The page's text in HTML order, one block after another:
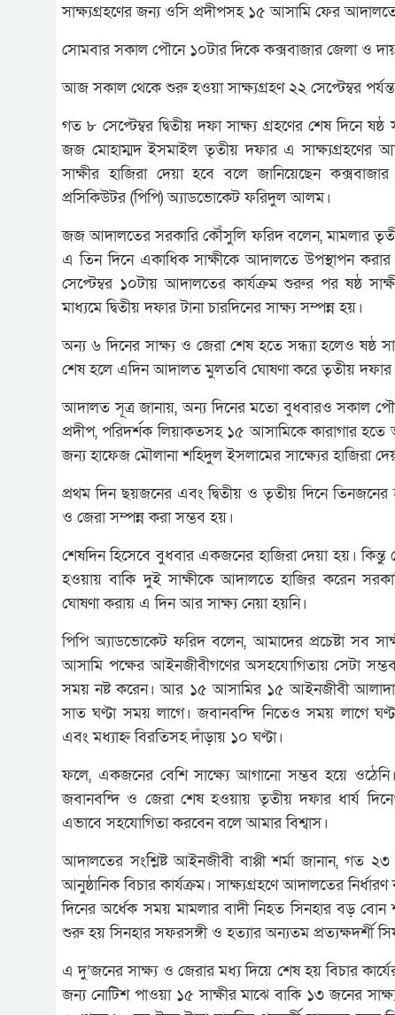
সাক্ষ্যগ্রহণের জন্য ওসি প্রদীপসহ ১৫ আসামি ফের
সোমবার সকাল পৌনে ১০টার দিকে কক্সবাজার জেলা ও
আজ সকাল থেকে শুরু হওয়া সাক্ষ্যগ্রহণ ২২ সেপ্টেম্বর
গত ৮ সেপ্টেম্বর দ্বিতীয় দফা সাক্ষ্য গ্রহণের শেষ দিনে
জজ মোহাম্মদ ইসমাইল তৃতীয় দফার এ সাক্ষ্যগ্রহণের
সাক্ষীর হাজিরা দেয়া হবে বলে জানিয়েছেন
প্রসিকিউটর (পিপি) অ্যাডভোকেট ফরিদুল আলম।
জজ আদালতের সরকারি কৌঁসুলি ফরিদ বলেন, মামলার
এ তিন দিনে একাধিক সাক্ষীকে আদালতে উপস্থাপন
সেপ্টেম্বর ১০টায় আদালতের কার্যক্রম শুরুর পর ষষ্ঠ
মাধ্যমে দ্বিতীয় দফার টানা চারদিনের সাক্ষ্য সম্পন্ন হয়।
অন্য ৬ দিনের সাক্ষ্য ও জেরা শেষ হতে সন্ধ্যা হলেও ষষ্ঠ
শেষ হলে এদিন আদালত মুলতবি ঘোষণা করে তৃতীয় দফার
আদালত সূত্র জানায়, অন্য দিনের মতো বুধবারও সকাল
প্রদীপ, পরিদর্শক লিয়াকতসহ ১৫ আসামিকে কারাগার
জন্য হাফেজ মৌলানা শহিদুল ইসলামের সাক্ষ্যের হাজিরা
প্রথম দিন ছয়জনের এবং দ্বিতীয় ও তৃতীয় দিনে তিনজনের
ও জেরা সম্পন্ন করা সম্ভব হয়।
শেষদিন হিসেবে বুধবার একজনের হাজিরা দেয়া হয়। কিন্তু
হওয়ায় বাকি দুই সাক্ষীকে আদালতে হাজির করেন
ঘোষণা করায় এ দিন আর সাক্ষ্য নেয়া হয়নি।
পিপি অ্যাডভোকেট ফরিদ বলেন, আমাদের প্রচেষ্টা সব
আসামি পক্ষের আইনজীবীগণের অসহযোগিতায় সেটা সম্ভব
সময় নষ্ট করেন। আর ১৫ আসামির ১৫ আইনজীবী
সাত ঘণ্টা সময় লাগে। জবানবন্দি নিতেও সময় লাগে
এবং মধ্যাহ্ন বিরতিসহ দাঁড়ায় ১০ ঘণ্টা।
ফলে, একজনের বেশি সাক্ষ্যে আগানো সম্ভব হয়ে ওঠেনি।
জবানবন্দি ও জেরা শেষ হওয়ায় তৃতীয় দফার ধার্য
এভাবে সহযোগিতা করবেন বলে আমার বিশ্বাস।
আদালতের সংশ্লিষ্ট আইনজীবী বাপ্পী শর্মা জানান,
আনুষ্ঠানিক বিচার কার্যক্রম। সাক্ষ্যগ্রহণে আদালতের
দিনের অর্ধেক সময় মামলার বাদী নিহত সিনহার বড়
শুরু হয় সিনহার সফরসঙ্গী ও হত্যার অন্যতম প্রত্যক্ষদর্শী
এ দু’জনের সাক্ষ্য ও জেরার মধ্য দিয়ে শেষ হয় বিচার
জন্য নোটিশ পাওয়া ১৫ সাক্ষীর মাঝে বাকি ১৩ জনের